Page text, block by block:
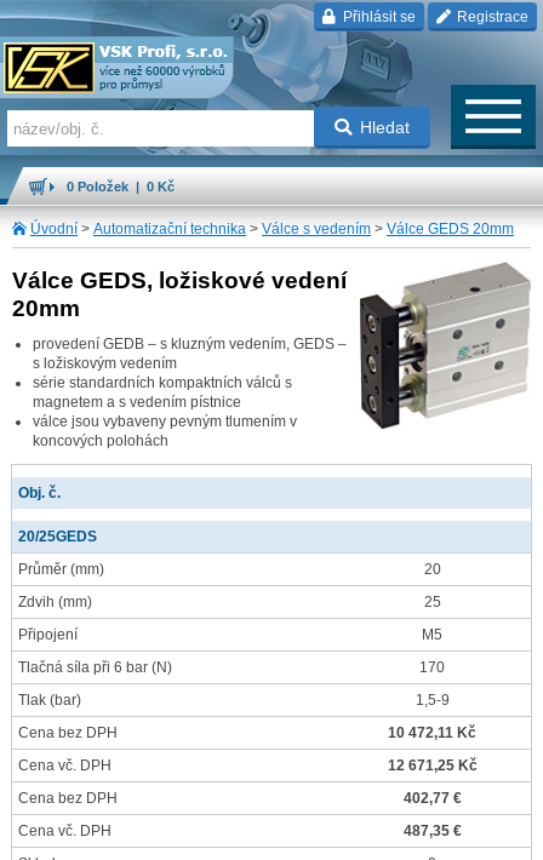
Přihlásit se Registrace
Hledat
0 Položek | 0 Kč
Úvodní > Automatizační technika > Válce s vedením > Válce GEDS 20mm
Válce GEDS, ložiskové vedení
20mm
provedení GEDB – s kluzným vedením, GEDS –
s ložiskovým vedením
série standardních kompaktních válců s
magnetem a s vedením pístnice
válce jsou vybaveny pevným tlumením v
koncových polohách
Obj. č.
20/25GEDS
Průměr (mm)
20
Zdvih (mm)
25
Připojení
M5
Tlačná síla při 6 bar (N)
170
Tlak (bar)
1,5-9
Cena bez DPH
10 472,11 Kč
Cena vč. DPH
12 671,25 Kč
Cena bez DPH
402,77 €
Cena vč. DPH
487,35 €